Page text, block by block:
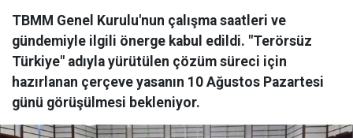
TBMM Genel Kurulu'nun çalışma saatleri ve
gündemiyle ilgili önerge kabul edildi. "Terörsüz
Türkiye" adıyla yürütülen çözüm süreci için
hazırlanan çerçeve yasanın 10 Ağustos Pazartesi
günü görüşülmesi bekleniyor.